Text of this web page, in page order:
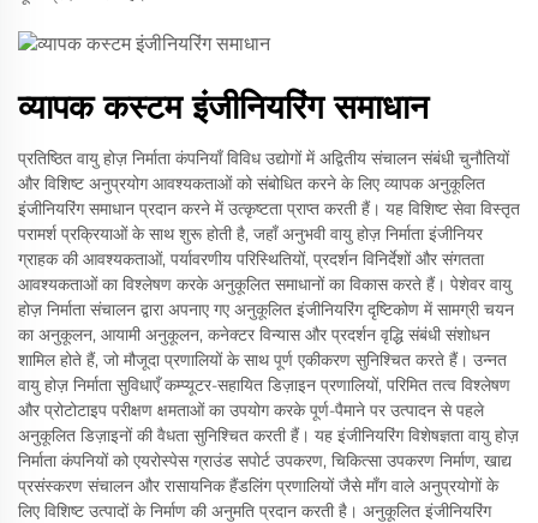
व्यापक कस्टम इंजीनियरिंग समाधान
प्रतिष्ठित वायु होज़ निर्माता कंपनियाँ विविध उद्योगों में अद्वितीय संचालन संबंधी चुनौतियों
और विशिष्ट अनुप्रयोग आवश्यकताओं को संबोधित करने के लिए व्यापक अनुकूलित
इंजीनियरिंग समाधान प्रदान करने में उत्कृष्टता प्राप्त करती हैं। यह विशिष्ट सेवा विस्तृत
परामर्श प्रक्रियाओं के साथ शुरू होती है, जहाँ अनुभवी वायु होज़ निर्माता इंजीनियर
ग्राहक की आवश्यकताओं, पर्यावरणीय परिस्थितियों, प्रदर्शन विनिर्देशों और संगतता
आवश्यकताओं का विश्लेषण करके अनुकूलित समाधानों का विकास करते हैं। पेशेवर वायु
होज़ निर्माता संचालन द्वारा अपनाए गए अनुकूलित इंजीनियरिंग दृष्टिकोण में सामग्री चयन
का अनुकूलन, आयामी अनुकूलन, कनेक्टर विन्यास और प्रदर्शन वृद्धि संबंधी संशोधन
शामिल होते हैं, जो मौजूदा प्रणालियों के साथ पूर्ण एकीकरण सुनिश्चित करते हैं। उन्नत
वायु होज़ निर्माता सुविधाएँ कम्प्यूटर-सहायित डिज़ाइन प्रणालियों, परिमित तत्व विश्लेषण
और प्रोटोटाइप परीक्षण क्षमताओं का उपयोग करके पूर्ण-पैमाने पर उत्पादन से पहले
अनुकूलित डिज़ाइनों की वैधता सुनिश्चित करती हैं। यह इंजीनियरिंग विशेषज्ञता वायु होज़
निर्माता कंपनियों को एयरोस्पेस ग्राउंड सपोर्ट उपकरण, चिकित्सा उपकरण निर्माण, खाद्य
प्रसंस्करण संचालन और रासायनिक हैंडलिंग प्रणालियों जैसे माँग वाले अनुप्रयोगों के
लिए विशिष्ट उत्पादों के निर्माण की अनुमति प्रदान करती है। अनुकूलित इंजीनियरिंग